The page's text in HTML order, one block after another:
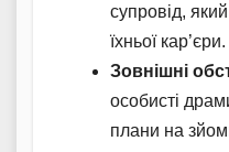
супровід,
їхньої кар’єри.
Зовнішні
особисті
плани на